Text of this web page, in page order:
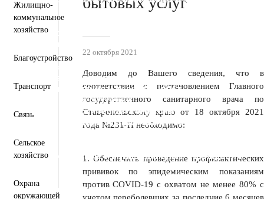
семей
Полезная информация
Формирование комфортной городской среды
Открытые данные
Открытый бюджет для граждан
Общественный совет
Защита населения и территорий от
чрезвычайных ситуаций
Антитеррористическая комиссия
Противодействие экстремизму и терроризму
Всероссийская перепись населения 2021
Государственные и муниципальные учреждения
Перечень пространственных сведений
Персональные данные
Региональный проект "Защитники"
Жилищно-
коммунальное
хозяйство
Благоустройство
Транспорт
Связь
Сельское
хозяйство
Охрана
окружающей
22 октября 2021
Доводим до Вашего сведения, что в
соответствии с постановлением Главного
государственного санитарного врача по
Ставропольскому краю от 18 октября 2021
года №231-П необходимо:
1. Обеспечить проведение профилактических
прививок по эпидемическим показаниям
против COVID-19 с охватом не менее 80% с